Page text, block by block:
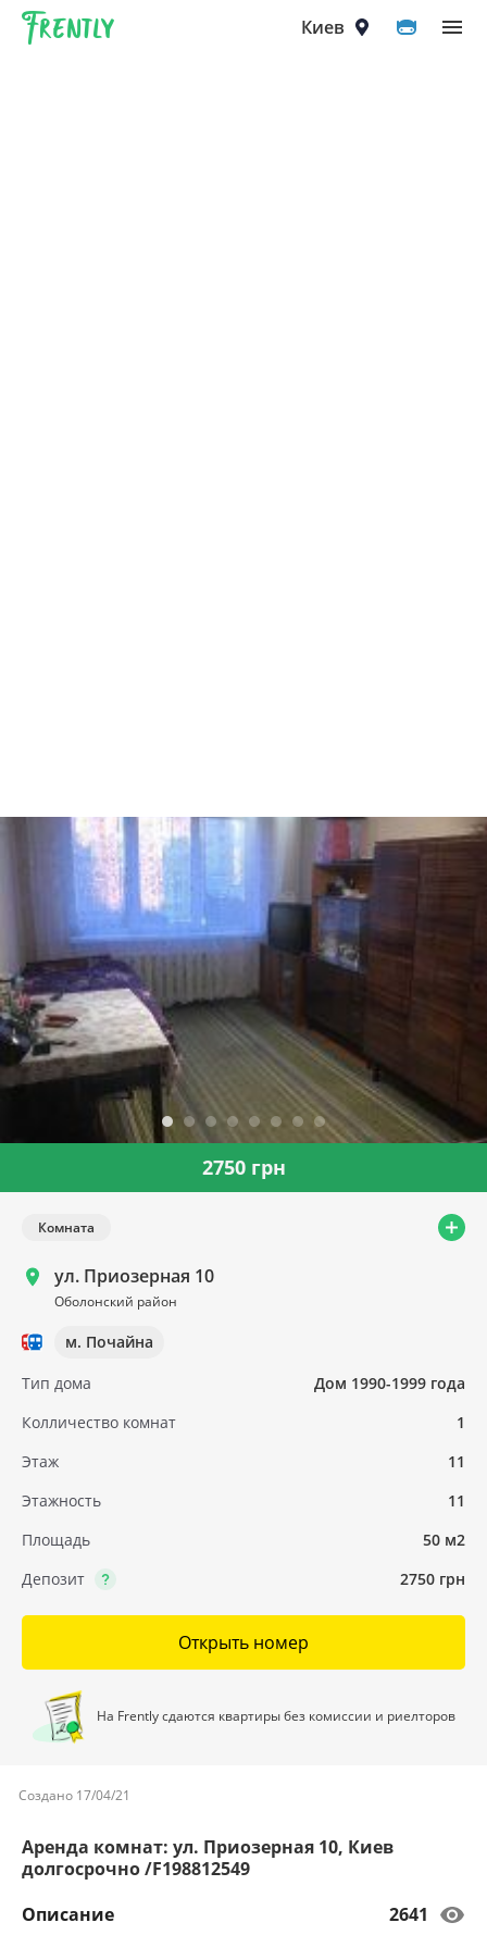
Frently Киев
Выберите город
2750 грн
Комната
ул. Приозерная 10
Оболонский район
м. Почайна
Тип дома
Дом 1990-1999 года
Колличество комнат
1
Этаж
11
Этажность
11
Площадь
50 м2
Депозит
2750 грн
Открыть номер
На Frently сдаются квартиры без комиссии и риелторов
Создано 17/04/21
Аренда комнат: ул. Приозерная 10, Киев
долгосрочно /F198812549
Описание
2641